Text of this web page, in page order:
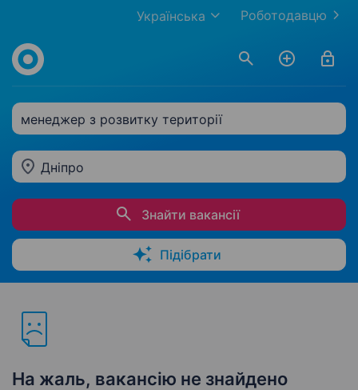
Роботодавцю
Українська
менеджер з розвитку території
Дніпро
Знайти вакансії
Підібрати
На жаль, вакансію не знайдено